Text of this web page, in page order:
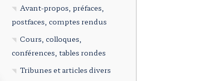
Avant-propos, préfaces,
postfaces, comptes rendus
Cours, colloques,
conférences, tables rondes
Tribunes et articles divers